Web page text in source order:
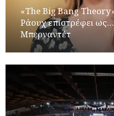
«The Big Bang
Ράουχ επιστρέφει ως…
Μπερναντέτ